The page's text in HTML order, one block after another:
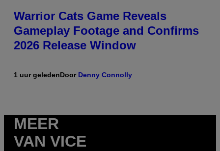
Warrior Cats Game Reveals
Gameplay Footage and Confirms
2026 Release Window
1 uur geledenDoor Denny Connolly
MEER
VAN VICE